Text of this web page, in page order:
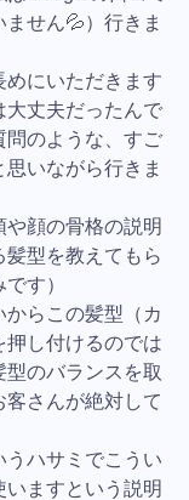
せん💦）行きま
めにいただきます
大丈夫だったんで
問のような、すご
いながら行きま
顔の骨格の説明
型を教えてもら
す）
らこの髪型（カ
押し付けるのでは
のバランスを取
さんが絶対して
うハサミでこうい
ますという説明